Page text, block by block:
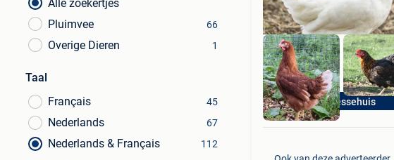
Alle zoekertjes
Pluimvee
66
Overige Dieren 1
Taal
Français
45
Nederlands 67
Nederlands & Français 112
Het Bressehuis